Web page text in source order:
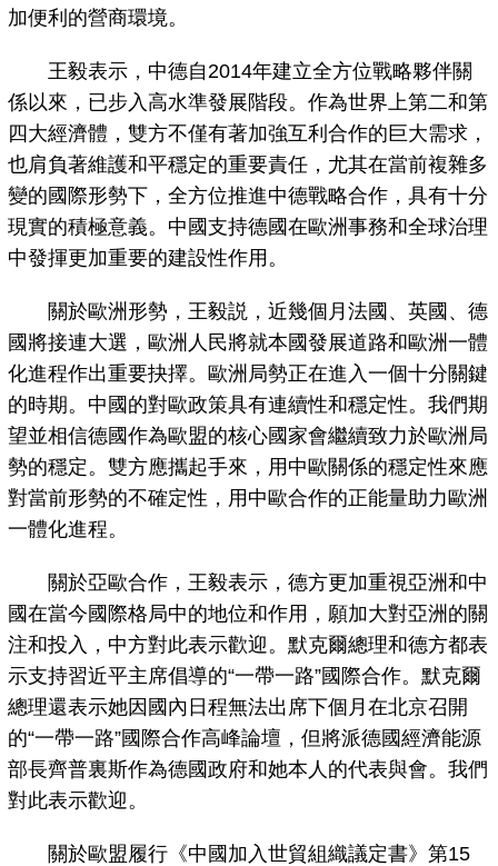
加便利的營商環境。
王毅表示，中德自2014年建立全方位戰略夥伴關
係以來，已步入高水準發展階段。作為世界上第二和第
四大經濟體，雙方不僅有著加強互利合作的巨大需求，
也肩負著維護和平穩定的重要責任，尤其在當前複雜多
變的國際形勢下，全方位推進中德戰略合作，具有十分
現實的積極意義。中國支持德國在歐洲事務和全球治理
中發揮更加重要的建設性作用。
關於歐洲形勢，王毅説，近幾個月法國、英國、德
國將接連大選，歐洲人民將就本國發展道路和歐洲一體
化進程作出重要抉擇。歐洲局勢正在進入一個十分關鍵
的時期。中國的對歐政策具有連續性和穩定性。我們期
望並相信德國作為歐盟的核心國家會繼續致力於歐洲局
勢的穩定。雙方應攜起手來，用中歐關係的穩定性來應
對當前形勢的不確定性，用中歐合作的正能量助力歐洲
一體化進程。
關於亞歐合作，王毅表示，德方更加重視亞洲和中
國在當今國際格局中的地位和作用，願加大對亞洲的關
注和投入，中方對此表示歡迎。默克爾總理和德方都表
示支持習近平主席倡導的“一帶一路”國際合作。默克爾
總理還表示她因國內日程無法出席下個月在北京召開
的“一帶一路”國際合作高峰論壇，但將派德國經濟能源
部長齊普裏斯作為德國政府和她本人的代表與會。我們
對此表示歡迎。
關於歐盟履行《中國加入世貿組織議定書》第15